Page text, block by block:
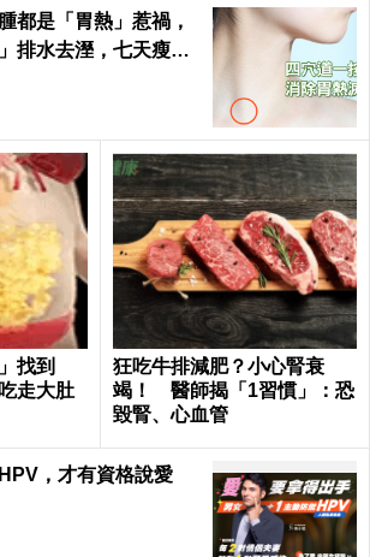
都是「胃熱」惹禍，
排水去溼，七天瘦三
找到
走大肚
狂吃牛排減肥？小心腎衰
竭！ 醫師揭「1習慣」：恐
毀腎、心血管
，才有資格說愛